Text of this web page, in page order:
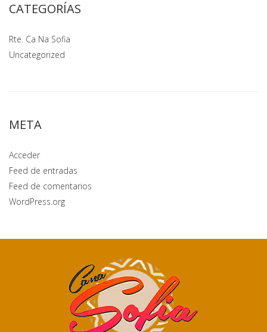
CATEGORÍAS
Rte. Ca Na Sofia
Uncategorized
META
Acceder
Feed de entradas
Feed de comentarios
WordPress.org